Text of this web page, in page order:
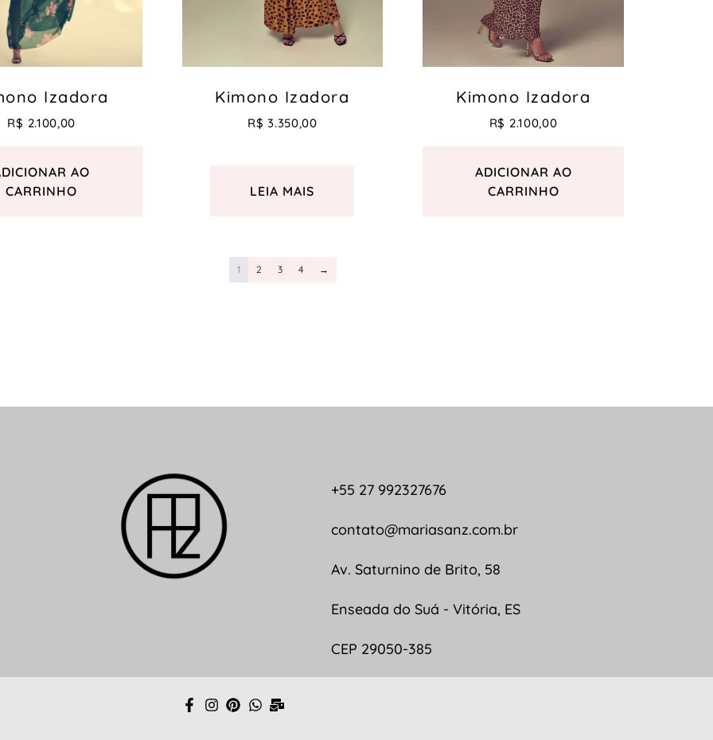
Izadora
R$ 2.100,00
AO
CARRINHO
Kimono Izadora
R$ 3.350,00
LEIA MAIS
Kimono Izadora
R$ 2.100,00
ADICIONAR AO
CARRINHO
1 2 3 4 →
+55 27 992327676
contato@mariasanz.com.br
Av. Saturnino de Brito, 58
Enseada do Suá - Vitória, ES
CEP 29050-385